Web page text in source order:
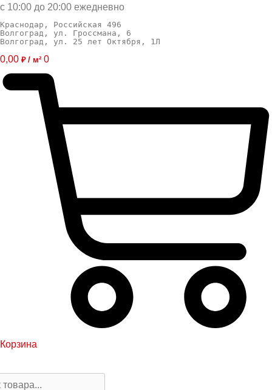
с 10:00 до 20:00 ежедневно
Краснодар, Российская 496
Волгоград, ул. Гроссмана, 6
Волгоград, ул. 25 лет Октября, 1Л
0,00 ₽ / м² 0
Корзина